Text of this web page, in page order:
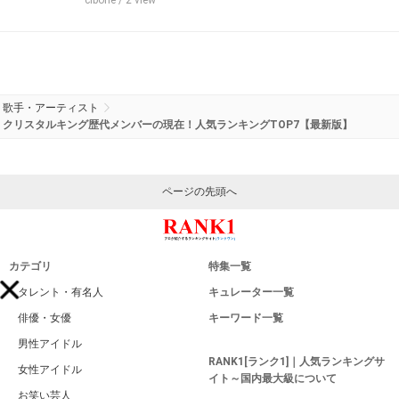
歌手・アーティスト
クリスタルキング歴代メンバーの現在！人気ランキングTOP7【最新版】
ページの先頭へ
カテゴリ
タレント・有名人
俳優・女優
男性アイドル
女性アイドル
お笑い芸人
特集一覧
キュレーター一覧
キーワード一覧
RANK1[ランク1]｜人気ランキングサ
イト～国内最大級について